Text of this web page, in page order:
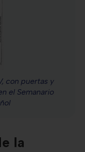
con puertas y
el Semanario
la